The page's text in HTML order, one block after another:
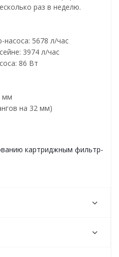
раз в неделю.
5678 л/час
3974 л/час
86 Вт
мм
на 32 мм)
картриджным фильтр-